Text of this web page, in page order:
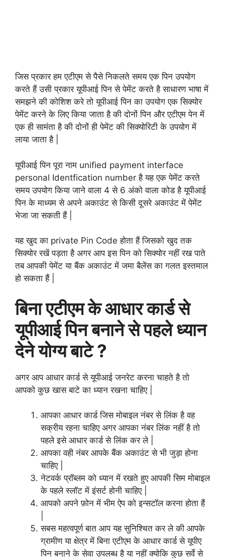
जिस प्रकार हम एटीएम से पैसे निकलते समय एक पिन उपयोग
करते हैं उसी प्रकार यूपीआई पिन से पेमेंट करते है साधारण भाषा में
समझने की कोशिश करे तो यूपीआई पिन का उपयोग एक सिक्योर
पेमेंट करने के लिए किया जाता है की दोनों पिन और एटीएम पेन में
एक ही सामंता है की दोनों ही पेमेंट की सिक्योरिटी के उपयोग में
लाया जाता है |
यूपीआई पिन पूरा नाम unified payment interface
personal Identfication number है यह एक पेमेंट करते
समय उपयोग किया जाने वाला 4 से 6 अंको वाला कोड है यूपीआई
पिन के माध्यम से अपने अकाउंट से किसी दूसरे अकाउंट में पेमेंट
भेजा जा सकती हैं |
यह खुद का private Pin Code होता हैं जिसको खुद तक
सिक्योर रखें पड़ता है अगर आप इस पिन को सिक्योर नहीं रख पाते
तब आपकी पेमेंट या बैंक अकाउंट में जमा बैलेंस का गलत इस्तमाल
हो सकता हैं |
बिना एटीएम के आधार कार्ड से
यूपीआई पिन बनाने से पहले ध्यान
देने योग्य बाटे ?
अगर आप आधार कार्ड से यूपीआई जनरेट करना चाहते है तो
आपको कुछ खास बाटे का ध्यान रखना चाहिए |
आपका आधार कार्ड जिस मोबाइल नंबर से लिंक है वह
सक्रीय रहना चाहिए अगर आपका नंबर लिंक नहीं है तो
पहले इसे आधार कार्ड से लिंक कर ले |
आपका वही नंबर आपके बैंक अकाउंट से भी जुड़ा होना
चाहिए |
नेटवर्क प्रॉब्लम को ध्यान में रखते हुए आपकी सिम मोबाइल
के पहले स्लॉट में इंसर्ट होनी चाहिए |
आपको अपने फ़ोन में भीम ऐप को इन्सटॉल करना होता हैं
सबस महत्वपूर्ण बात आप यह सुनिश्चित कर ले की आपके
ग्रामीण या क्षेत्र में बिना एटीएम के आधार कार्ड से यूपीए
पिन बनाने के सेवा उपलब्ध है या नहीं क्योकि कुछ सर्वे से